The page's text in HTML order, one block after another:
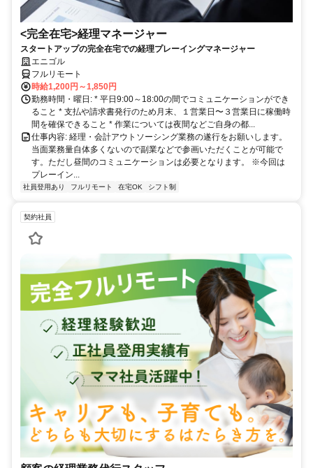
<完全在宅>経理マネージャー
スタートアップの完全在宅での経理プレーイングマネージャー
エニゴル
フルリモート
時給1,200円～1,850円
勤務時間・曜日: * 平日9:00～18:00の間でコミュニケーションができ
ること * 支払や請求書発行のため月末、１営業日〜３営業日に稼働時
間を確保できること * 作業については夜間などご自身の都...
仕事内容: 経理・会計アウトソーシング業務の遂行をお願いします。
当面業務量自体多くないので副業などで参画いただくことが可能で
す。ただし昼間のコミュニケーションは必要となります。 ※今回は
プレーイン...
社員登用あり フルリモート 在宅OK シフト制
契約社員